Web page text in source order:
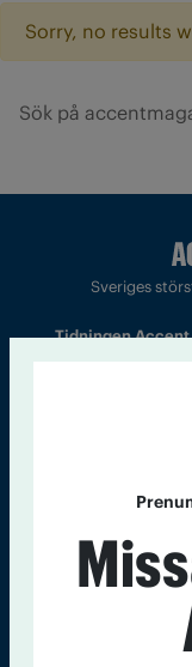
Sorry, no results
Sveriges
Tidningen
Chefredaktör och
Kontakt Om
Läs